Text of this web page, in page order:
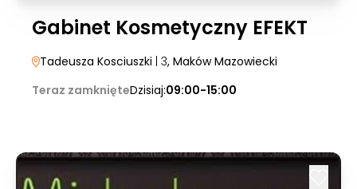
Gabinet Kosmetyczny EFEKT
Tadeusza Kosciuszki | 3, Maków Mazowiecki
Teraz zamknięteDzisiaj:09:00-15:00